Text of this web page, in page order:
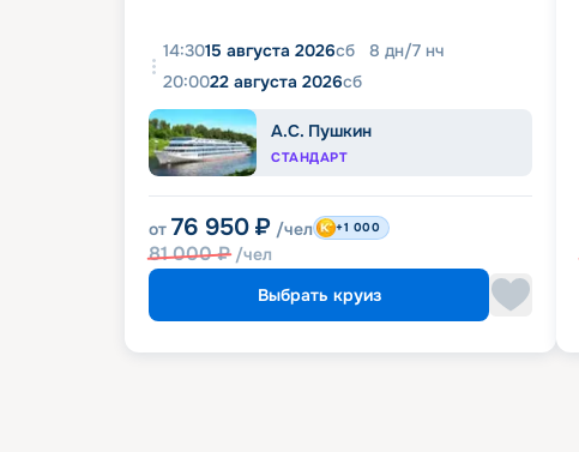
14:3015 августа 2026сб 8 дн/7 нч
20:0022 августа 2026сб
А.С. Пушкин
СТАНДАРТ
от 76 950 ₽ /чел
81 000₽ /чел
+1 000
Выбрать круиз